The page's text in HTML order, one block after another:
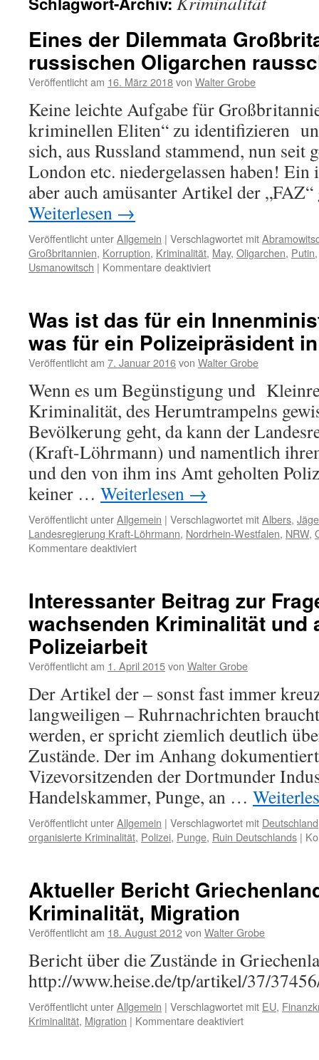
Eines der Dilemmata
russischen Oligarchen
Veröffentlicht am 16. März 2018von Walter Grobe
Keine leichte Aufgabe für
kriminellen Eliten“ zu identifizieren
sich, aus Russland stammend, nun seit
London etc. niedergelassen haben!
aber auch amüsanter Artikel der
Weiterlesen →
Veröffentlicht unterAllgemein | Verschlagwortet mit
Großbritannien, Korruption, Kriminalität, May, Oligarchen, Putin
Usmanowitsch | Kommentare deaktiviertfür
Großbritanniens
–
die
russischen
rausschmeißen?
Was ist das für ein
was für ein Polizeipräsident
Veröffentlicht am 7. Januar 2016von Walter Grobe
Wenn es um Begünstigung und
Kriminalität, des Herumtrampelns
Bevölkerung geht, da kann der
(Kraft-Löhrmann) und namentlich
und den von ihm ins Amt geholten
keiner … Weiterlesen →
Veröffentlicht unterAllgemein | Verschlagwortet mitAlbers,
Landesregierung Kraft-Löhrmann, Nordrhein-Westfalen, NRW,
Kommentare deaktiviertfür
für
ein
Innenminister
in
NRW,
und
was
für
ein
Polizeipräsident
in
Köln?
Interessanter Beitrag zur
wachsenden Kriminalität und
Polizeiarbeit
Veröffentlicht am 1. April 2015von Walter Grobe
Der Artikel der – sonst fast immer
langweiligen – Ruhrnachrichten
werden, er spricht ziemlich deutlich
Zustände. Der im Anhang
Vizevorsitzenden der Dortmunder
Handelskammer, Punge, an …
Veröffentlicht unterAllgemein | Verschlagwortet mit Deutschland
organisierte Kriminalität, Polizei, Punge, Ruin Deutschlands |
Aktueller Bericht
Kriminalität, Migration
Veröffentlicht am 18. August 2012von Walter Grobe
Bericht über die Zustände in
http://www.heise.de/tp/artikel/37/
Veröffentlicht unterAllgemein | Verschlagwortet mit EU,
Kriminalität, Migration | Kommentare deaktiviertfür